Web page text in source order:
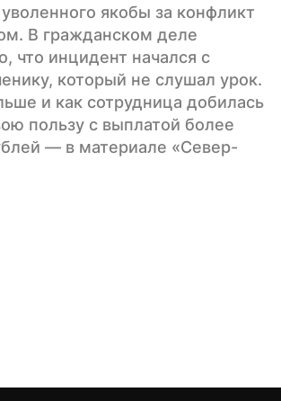
якобы за конфликт
В гражданском деле
что инцидент начался с
который не слушал урок.
и как сотрудница добилась
пользу с выплатой более
— в материале «Север-